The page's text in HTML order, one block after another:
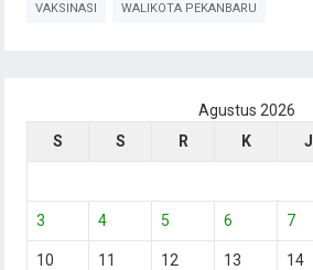
VAKSINASI WALIKOTA PEKANBARU
Agustus 2026
S
S R K J
3 4 5 6 7
10 11 12 13 14